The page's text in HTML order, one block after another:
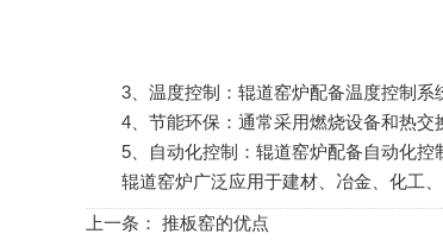
3、温度控制：辊道窑炉配备温度控制系
4、节能环保：通常采用燃烧设备和热交
5、自动化控制：辊道窑炉配备自动化控
辊道窑炉广泛应用于建材、冶金、化工、
上一条： 推板窑的优点